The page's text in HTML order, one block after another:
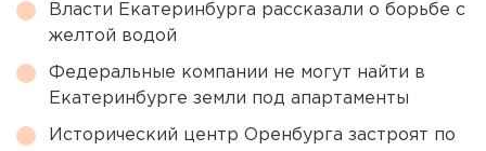
Власти Екатеринбурга рассказали о борьбе с
желтой водой
Федеральные компании не могут найти в
Екатеринбурге земли под апартаменты
Исторический центр Оренбурга застроят по